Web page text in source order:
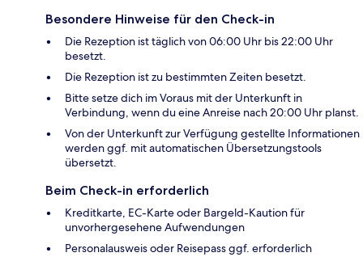
Besondere Hinweise für den Check-in
Die Rezeption ist täglich von 06:00 Uhr bis 22:00 Uhr
besetzt.
Die Rezeption ist zu bestimmten Zeiten besetzt.
Bitte setze dich im Voraus mit der Unterkunft in
Verbindung, wenn du eine Anreise nach 20:00 Uhr planst.
Von der Unterkunft zur Verfügung gestellte Informationen
werden ggf. mit automatischen Übersetzungstools
übersetzt.
Beim Check-in erforderlich
Kreditkarte, EC-Karte oder Bargeld-Kaution für
unvorhergesehene Aufwendungen
Personalausweis oder Reisepass ggf. erforderlich